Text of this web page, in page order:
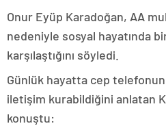
Onur Eyüp Karadoğan, AA
nedeniyle sosyal hayatında
karşılaştığını söyledi.
Günlük hayatta cep
iletişim kurabildiğini anlatan
konuştu: